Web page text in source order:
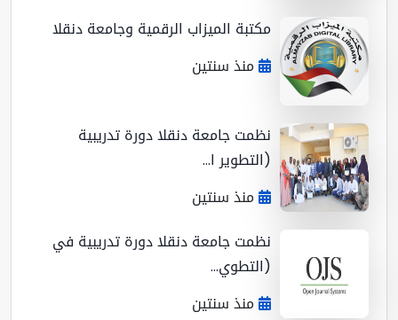
مكتبة الميزاب الرقمية وجامعة دنقلا
منذ سنتين
نظمت جامعة دنقلا دورة تدريبية
(التطوير ا...
منذ سنتين
نظمت جامعة دنقلا دورة تدريبية في
(التطوي...
منذ سنتين